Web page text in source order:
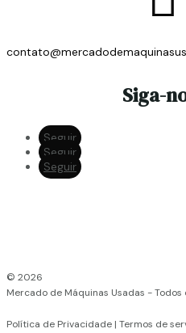
Siga-
Seguir
Seguir
Seguir
© 2026
Mercado de Máquinas Usadas -
Política de Privacidade | Termos de